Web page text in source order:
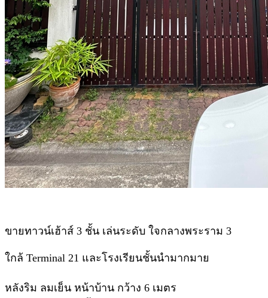
ขายทาวน์เฮ้าส์ 3 ชั้น เล่นระดับ ใจกลางพระราม 3
ใกล้ Terminal 21 และโรงเรียนชั้นนำมากมาย
หลังริม ลมเย็น หน้าบ้าน กว้าง 6 เมตร